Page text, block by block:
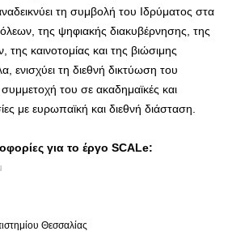
τη συμβολή του Ιδρύματος στα
της ψηφιακής διακυβέρνησης, της
της καινοτομίας και της βιώσιμης
ενισχύει τη διεθνή δικτύωση του
του σε ακαδημαϊκές και
με ευρωπαϊκή και διεθνή διάσταση.
για το έργο SCALe:
Θεσσαλίας